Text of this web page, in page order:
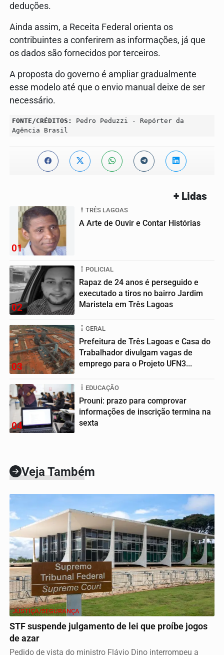
deduções.
Ainda assim, a Receita Federal orienta os
contribuintes a conferirem as informações, já que
os dados são fornecidos por terceiros.
A proposta do governo é ampliar gradualmente
esse modelo até que o envio manual deixe de ser
necessário.
FONTE/CRÉDITOS:
Pedro Peduzzi - Repórter da
Agência Brasil
+ Lidas
01
TRÊS LAGOAS
A Arte de Ouvir e Contar Histórias
02
POLICIAL
Rapaz de 24 anos é perseguido e
executado a tiros no bairro Jardim
Maristela em Três Lagoas
03
GERAL
Prefeitura de Três Lagoas e Casa do
Trabalhador divulgam vagas de
emprego para o Projeto UFN3...
04
EDUCAÇÃO
Prouni: prazo para comprovar
informações de inscrição termina na
sexta
Veja Também
JUSTIÇA/SEGURANÇA
STF suspende julgamento de lei que proíbe jogos
de azar
Pedido de vista do ministro Flávio Dino interrompeu a